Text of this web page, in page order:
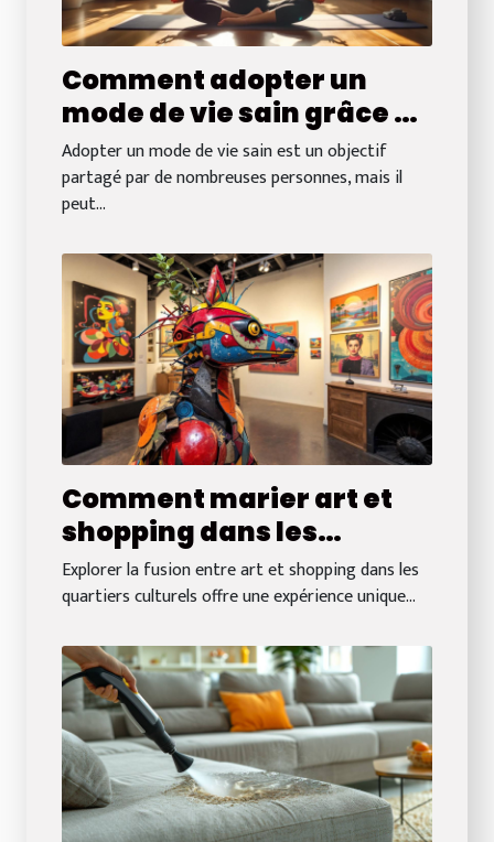
Comment adopter un
mode de vie sain grâce à
des astuces quotidiennes
?
Adopter un mode de vie sain est un objectif
partagé par de nombreuses personnes, mais il
peut...
Comment marier art et
shopping dans les
quartiers culturels ?
Explorer la fusion entre art et shopping dans les
quartiers culturels offre une expérience unique...